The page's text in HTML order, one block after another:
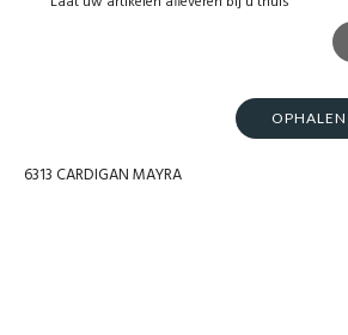
6313 CARDIGAN MAYRA